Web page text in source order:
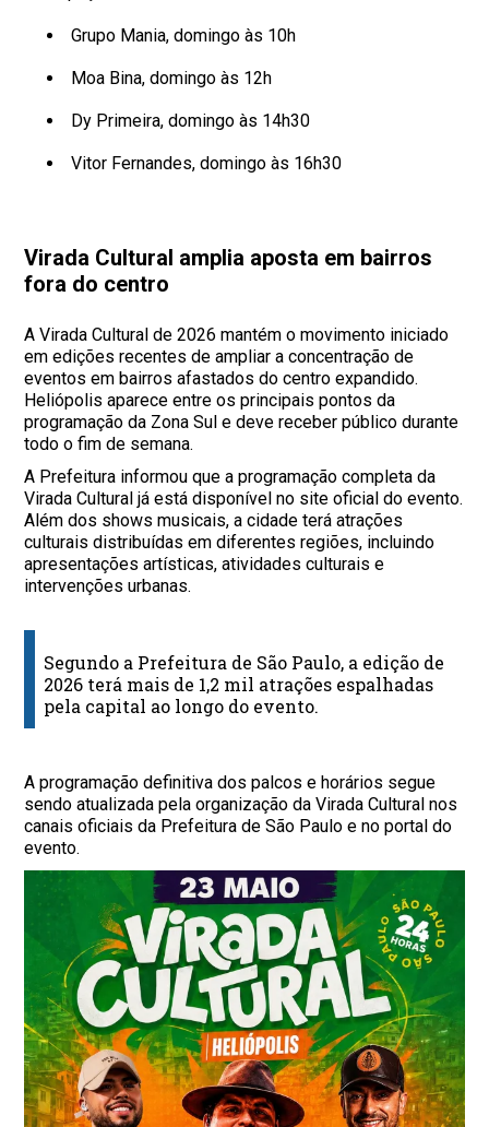
Grupo Mania, domingo às 10h
Moa Bina, domingo às 12h
Dy Primeira, domingo às 14h30
Vitor Fernandes, domingo às 16h30
Virada Cultural amplia aposta em bairros
fora do centro
A Virada Cultural de 2026 mantém o movimento iniciado
em edições recentes de ampliar a concentração de
eventos em bairros afastados do centro expandido.
Heliópolis aparece entre os principais pontos da
programação da Zona Sul e deve receber público durante
todo o fim de semana.
A Prefeitura informou que a programação completa da
Virada Cultural já está disponível no site oficial do evento.
Além dos shows musicais, a cidade terá atrações
culturais distribuídas em diferentes regiões, incluindo
apresentações artísticas, atividades culturais e
intervenções urbanas.
Segundo a Prefeitura de São Paulo, a edição de
2026 terá mais de 1,2 mil atrações espalhadas
pela capital ao longo do evento.
A programação definitiva dos palcos e horários segue
sendo atualizada pela organização da Virada Cultural nos
canais oficiais da Prefeitura de São Paulo e no portal do
evento.